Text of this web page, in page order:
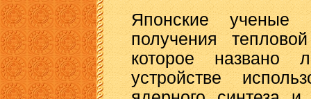
Японские ученые
получения
которое названо
устройстве